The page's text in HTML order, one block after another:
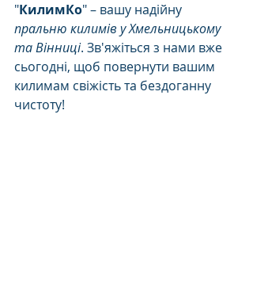
"КилимКо" – вашу надійну
пральню килимів у Хмельницькому
та Вінниці. Зв'яжіться з нами вже
сьогодні, щоб повернути вашим
килимам свіжість та бездоганну
чистоту!